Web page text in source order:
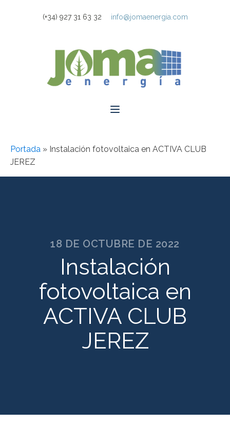
(+34) 927 31 63 32 info@jomaenergia.com
Portada » Instalación fotovoltaica en ACTIVA CLUB
JEREZ
18 DE OCTUBRE DE 2022
Instalación
fotovoltaica en
ACTIVA CLUB
JEREZ